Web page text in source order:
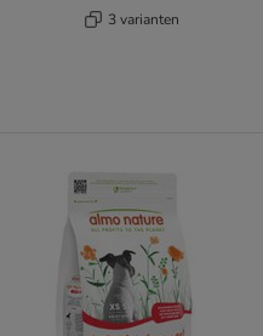
3 varianten